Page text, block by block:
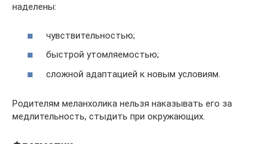
наделены:
чувствительностью;
быстрой утомляемостью;
сложной адаптацией к новым условиям.
Родителям меланхолика нельзя наказывать его за
медлительность, стыдить при окружающих.